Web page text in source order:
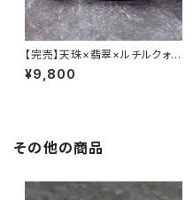
【完売】天珠×翡翠×ルチルクォー
ツ ブレスレット
¥9,800
その他の商品